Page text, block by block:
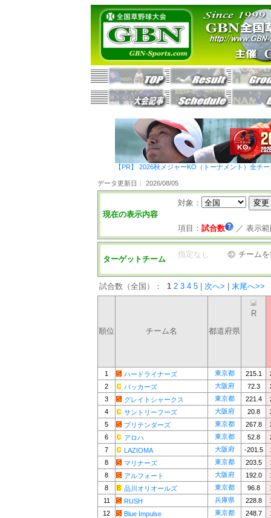
【PR】 2026秋メジャーKO（トーナメント）全チ
データ更新日： 2026/08/05
現在の表示内容
対象：
項目： 試合数 ／ 表示
ターゲットチーム
指定なし チーム
試合数（全国）： 1 2 3 4 5 次へ> 末尾へ>>
順位 チーム名 都道府県
R
1 ハードライナーズ 東京都 215.1
2
バッカーズ 大阪府 72.3
3
グレイトシャークス 東京都 221.4
4
サントリーフーズ 大阪府 20.8
5
プリテンダーズ 東京都 267.8
6
アロハ 東京都 52.8
7
LAZIOMA 大阪府 -201.5
8
マリナーズ 東京都 203.5
8
アルフォート 大阪府 192.0
8
品川オリオールズ 東京都 96.8
11
RUSH 兵庫県 228.8
12
Blue Impulse 東京都 248.7